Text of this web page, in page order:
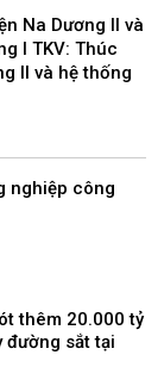
Na Dương II và
I TKV: Thúc
II và hệ thống
nghiệp công
thêm 20.000 tỷ
đường sắt tại